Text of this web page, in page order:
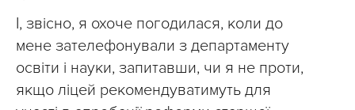
І, звісно, я охоче погодилася, коли до
мене зателефонували з департаменту
освіти і науки, запитавши, чи я не проти,
якщо ліцей рекомендуватимуть для